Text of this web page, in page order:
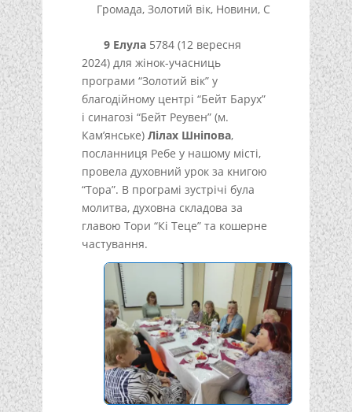
Громада,Золотий вік, Новини, С
9 Елула5784 (12 вересня
2024) для жінок-учасниць
програми “Золотий вік” у
благодійному центрі “Бейт Барух”
і синагозі “Бейт Реувен” (м.
Кам’янське) Лілах Шніпова,
посланниця Ребе у нашому місті,
провела духовний урок за книгою
“Тора”. В програмі зустрічі була
молитва, духовна складова за
главою Тори “Кі Теце” та кошерне
частування.